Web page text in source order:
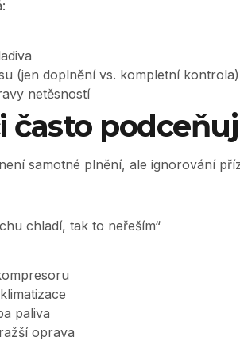
(jen doplnění vs. kompletní kontrola)
netěsností
často
samotné plnění, ale ignorování
chladí, tak to neřeším“
paliva
oprava